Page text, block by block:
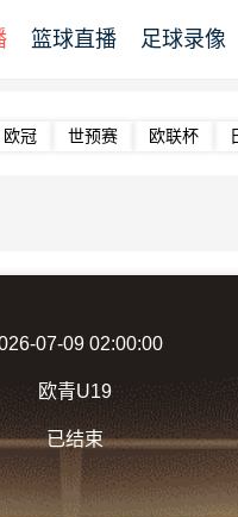
篮球直播 足球录像
欧冠 世预赛 欧联杯
07-09 02:00:00
欧青U19
已结束